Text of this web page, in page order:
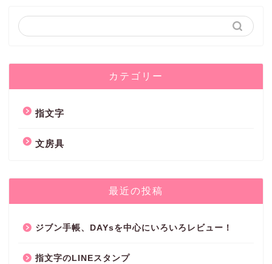
カテゴリー
指文字
文房具
最近の投稿
ジブン手帳、DAYsを中心にいろいろレビュー！
指文字のLINEスタンプ